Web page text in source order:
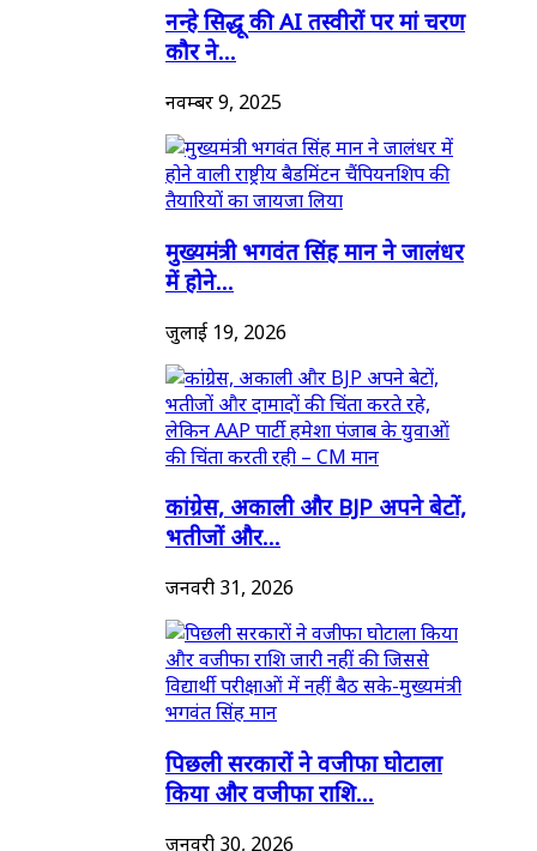
नन्हे सिद्धू की AI तस्वीरों पर मां चरण
कौर ने...
नवम्बर 9, 2025
मुख्यमंत्री भगवंत सिंह मान ने जालंधर
में होने...
जुलाई 19, 2026
कांग्रेस, अकाली और BJP अपने बेटों,
भतीजों और...
जनवरी 31, 2026
पिछली सरकारों ने वजीफा घोटाला
किया और वजीफा राशि...
जनवरी 30, 2026